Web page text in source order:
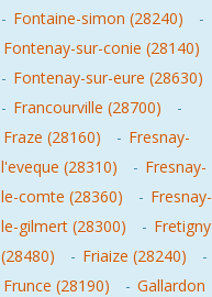
- Fontaine-simon (28240)
-
Fontenay-sur-conie (28140)
- Fontenay-sur-eure (28630)
- Francourville (28700)
-
Fraze (28160)
- Fresnay-
l'eveque (28310)
- Fresnay-
le-comte (28360)
- Fresnay-
le-gilmert (28300)
- Fretigny
(28480)
- Friaize (28240)
-
Frunce (28190)
- Gallardon